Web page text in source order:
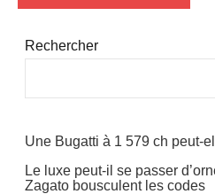
Rechercher
Une Bugatti à 1 579 ch peut-
Le luxe peut-il se passer
Zagato bousculent les codes